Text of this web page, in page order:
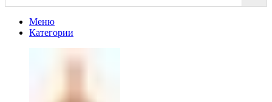
Меню
Категории